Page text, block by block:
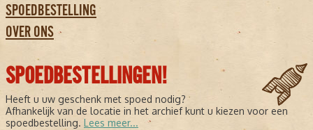
SPOEDBESTELLING
OVER ONS
SPOEDBESTELLINGEN!
Heeft u uw geschenk met spoed nodig?
Afhankelijk van de locatie in het archief kunt u kiezen voor een
spoedbestelling. Lees meer...